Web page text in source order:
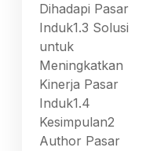
Dihadapi Pasar
Induk1.3 Solusi
untuk
Meningkatkan
Kinerja Pasar
Induk1.4
Kesimpulan2
Author Pasar